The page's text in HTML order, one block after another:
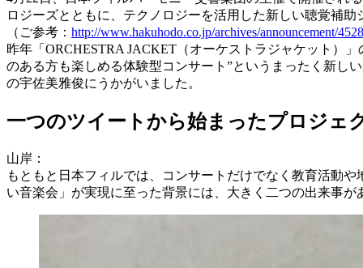
ロジーズとともに、テクノロジーを活用した新しい聴覚補助
（ご参考： http://www.hakuhodo.co.jp/archives/announcement/
昨年「ORCHESTRA JACKET（オーケストラジャケット）
のある方も楽しめる体験型コンサート”というまったく新し
の宇佐美雅俊にうかがいました。
一つのツイートから始まったプロジェ
山岸：
もともと日本フィルでは、コンサートだけでなく教育活動
い音楽会」が実現に至った背景には、大きく二つの出来事が